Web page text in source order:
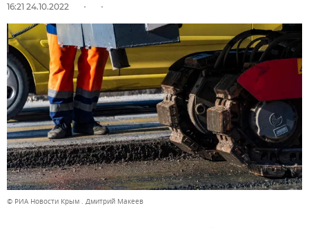
16:21 24.10.2022
© РИА Новости Крым . Дмитрий Макеев